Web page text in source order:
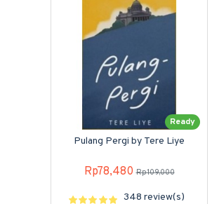
Ready
Pulang Pergi by Tere Liye
Rp78,480 Rp109,000
348 review(s)